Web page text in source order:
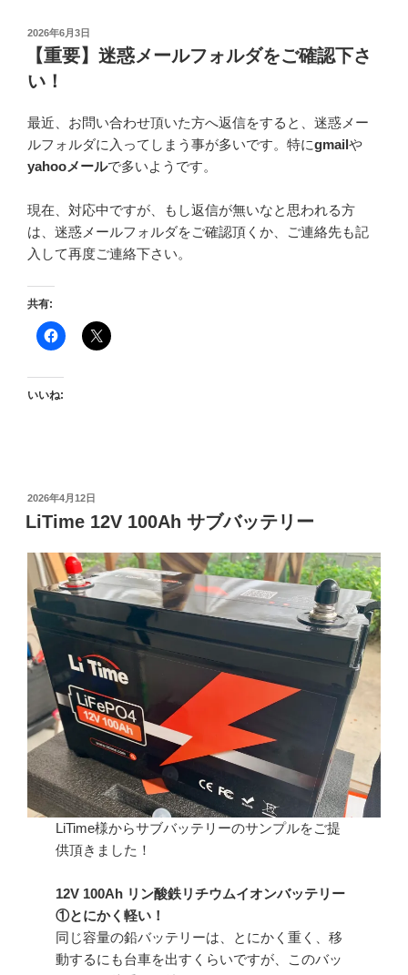
投
日:
2026年6月3日
【重要】迷惑メールフォルダをご確認下さ
い！
最近、お問い合わせ頂いた方へ返信をすると、迷惑メー
ルフォルダに入ってしまう事が多いです。特にgmailや
yahooメールで多いようです。
現在、対応中ですが、もし返信が無いなと思われる方
は、迷惑メールフォルダをご確認頂くか、ご連絡先も記
入して再度ご連絡下さい。
共有:
いいね:
投
稿
日:
2026年4月12日
LiTime 12V 100Ah サブバッテリー
LiTime様からサブバッテリーのサンプルをご提
供頂きました！
12V 100Ah リン酸鉄リチウムイオンバッテリー
①とにかく軽い！
同じ容量の鉛バッテリーは、とにかく重く、移
動するにも台車を出すくらいですが、このバッ